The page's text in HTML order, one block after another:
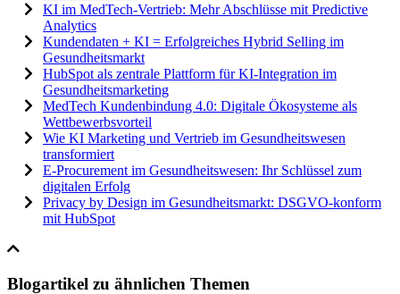
KI im MedTech-Vertrieb: Mehr Abschlüsse mit Predictive
Analytics
Kundendaten + KI = Erfolgreiches Hybrid Selling im
Gesundheitsmarkt
HubSpot als zentrale Plattform für KI-Integration im
Gesundheitsmarketing
MedTech Kundenbindung 4.0: Digitale Ökosysteme als
Wettbewerbsvorteil
Wie KI Marketing und Vertrieb im Gesundheitswesen
transformiert
E-Procurement im Gesundheitswesen: Ihr Schlüssel zum
digitalen Erfolg
Privacy by Design im Gesundheitsmarkt: DSGVO-konform
mit HubSpot
Blogartikel zu ähnlichen Themen